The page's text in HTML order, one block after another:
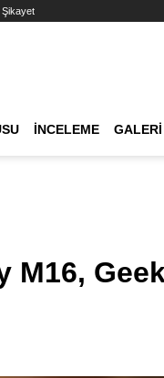
İNCELEME GALERI
M16,